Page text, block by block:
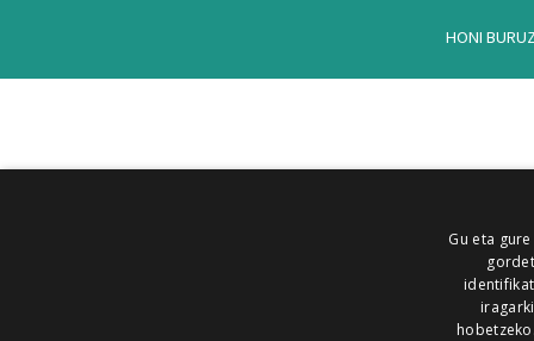
HONI BURUZ
Gu eta
hobetzeko.